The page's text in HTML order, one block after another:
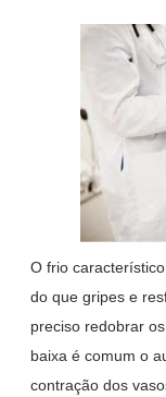
O frio
do que gripes e
preciso redobrar
baixa é comum o
contração dos